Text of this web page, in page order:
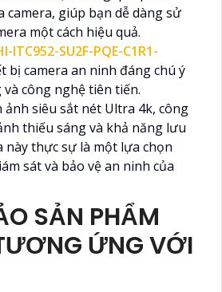
camera, giúp bạn dễ dàng sử
một cách hiệu quả.
ITC952-SU2F-PQE-C1R1-
bị camera an ninh đáng chú ý
công nghệ tiên tiến.
siêu sắt nét Ultra 4k, công
thiếu sáng và khả năng lưu
này thực sự là một lựa chọn
sát và bảo vệ an ninh của
SẢN PHẨM
ỨNG VỚI